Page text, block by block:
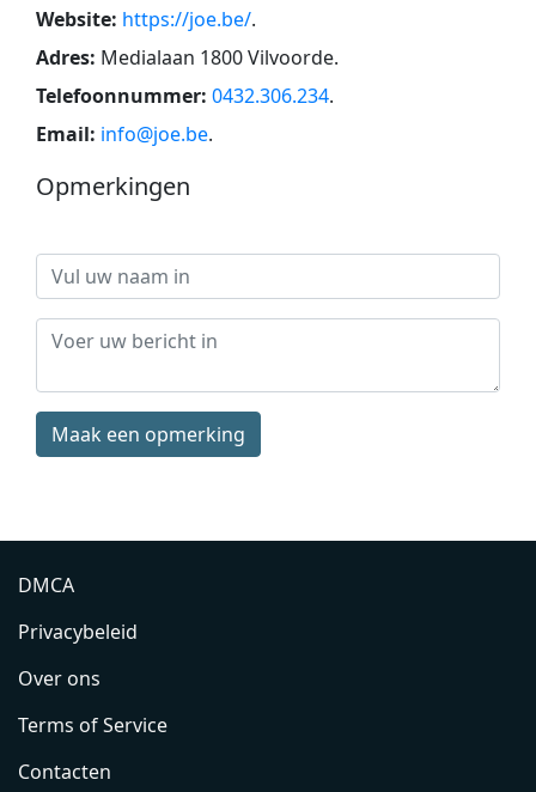
Website: https://joe.be/.
Adres: Medialaan 1800 Vilvoorde.
Telefoonnummer: 0432.306.234.
Email: info@joe.be.
Opmerkingen
Maak een opmerking
DMCA
Privacybeleid
Over ons
Terms of Service
Contacten